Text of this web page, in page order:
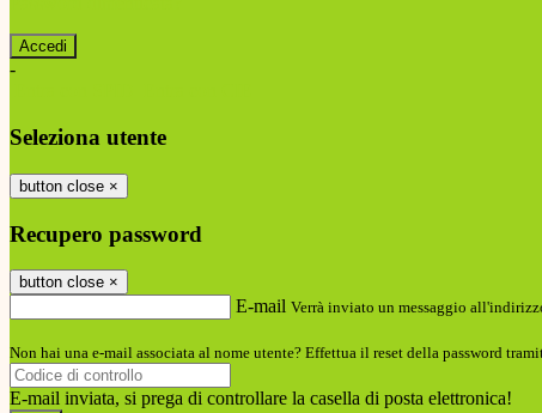
-
Seleziona utente
button close ×
Recupero password
button close ×
E-mail Verrà inviato un messaggio
Non hai una e-mail associata al nome utente? Effettua il reset della password
E-mail inviata, si prega di controllare la casella di posta elettronica!